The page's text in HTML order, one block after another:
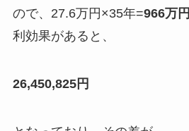
ので、27.6万円×35年=966万円
利効果があると、
26,450,825円